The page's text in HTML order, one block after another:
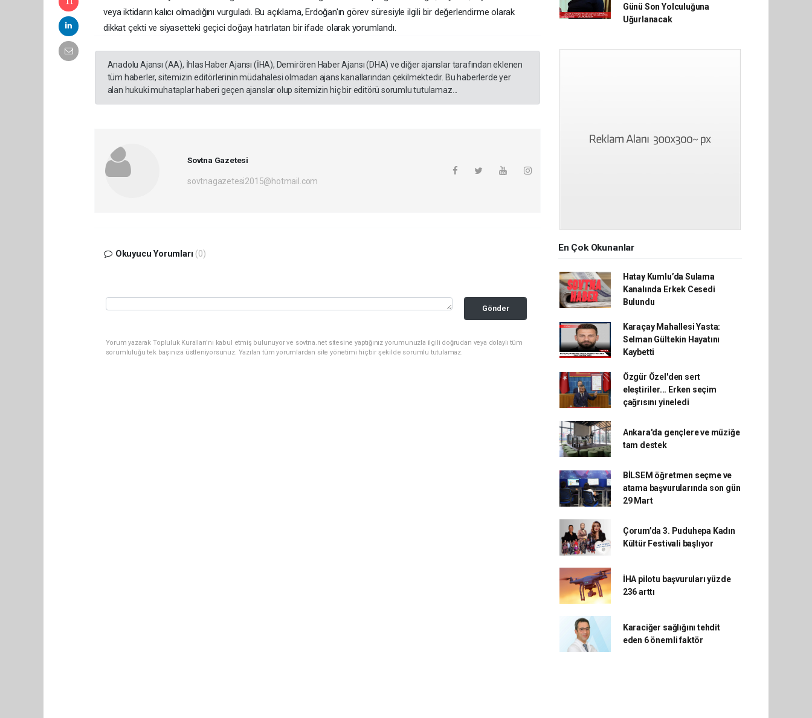
veya iktidarın kalıcı olmadığını vurguladı. Bu açıklama, Erdoğan'ın görev süresiyle ilgili bir değerlendirme olarak
dikkat çekti ve siyasetteki geçici doğayı hatırlatan bir ifade olarak yorumlandı.
Anadolu Ajansı (AA), İhlas Haber Ajansı (İHA), Demirören Haber Ajansı (DHA) ve diğer ajanslar tarafından eklenen
tüm haberler, sitemizin editörlerinin müdahalesi olmadan ajans kanallarından çekilmektedir. Bu haberlerde yer
alan hukuki muhataplar haberi geçen ajanslar olup sitemizin hiç bir editörü sorumlu tutulamaz...
Sovtna Gazetesi
sovtnagazetesi2015@hotmail.com
Okuyucu Yorumları (0)
Gönder
Yorum yazarak Topluluk Kuralları’nı kabul etmiş bulunuyor ve sovtna.net sitesine yaptığınız yorumunuzla ilgili doğrudan veya dolaylı tüm
sorumluluğu tek başınıza üstleniyorsunuz. Yazılan tüm yorumlardan site yönetimi hiçbir şekilde sorumlu tutulamaz.
Günü Son Yolculuğuna
Uğurlanacak
En Çok Okunanlar
Hatay Kumlu’da Sulama
Kanalında Erkek Cesedi
Bulundu
Karaçay Mahallesi Yasta:
Selman Gültekin Hayatını
Kaybetti
Özgür Özel'den sert
eleştiriler... Erken seçim
çağrısını yineledi
Ankara'da gençlere ve müziğe
tam destek
BİLSEM öğretmen seçme ve
atama başvurularında son gün
29 Mart
Çorum’da 3. Puduhepa Kadın
Kültür Festivali başlıyor
İHA pilotu başvuruları yüzde
236 arttı
Karaciğer sağlığını tehdit
eden 6 önemli faktör